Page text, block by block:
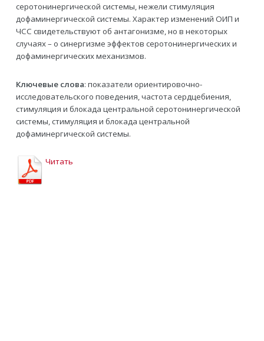
серотонинергической системы, нежели стимуляция
дофаминергической системы. Характер изменений ОИП и
ЧСС свидетельствуют об антагонизме, но в некоторых
случаях – о синергизме эффектов серотонинергических и
дофаминергических механизмов.
Ключевые слова: показатели ориентировочно-
исследовательского поведения, частота сердцебиения,
стимуляция и блокада центральной серотонинергической
системы, стимуляция и блокада центральной
дофаминергической системы.
Читать